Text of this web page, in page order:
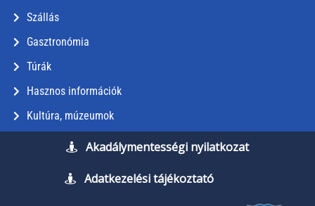
Szállás
Gasztronómia
Túrák
Hasznos információk
Kultúra, múzeumok
Akadálymentességi nyilatkozat
Adatkezelési tájékoztató